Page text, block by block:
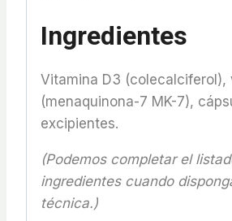
Ingredientes
Vitamina D3 (colecalciferol),
(menaquinona-7 MK-7),
excipientes.
(Podemos completar el
ingredientes cuando
técnica.)